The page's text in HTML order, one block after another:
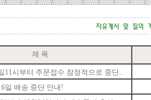
제 목
11시부터 주문접수 잠정적으로 중단..
6일 배송 중단 안내!